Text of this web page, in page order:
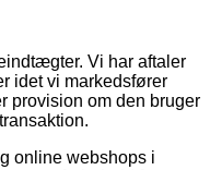
Vi har aftaler
idet vi markedsfører
provision om den bruger
online webshops i